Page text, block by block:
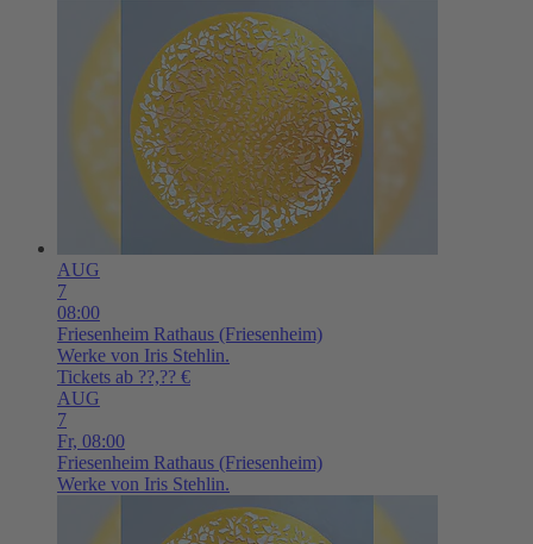
AUG
7
08:00
Friesenheim Rathaus (Friesenheim)
Werke von Iris Stehlin.
Tickets ab ??,?? €
AUG
7
Fr, 08:00
Friesenheim Rathaus (Friesenheim)
Werke von Iris Stehlin.